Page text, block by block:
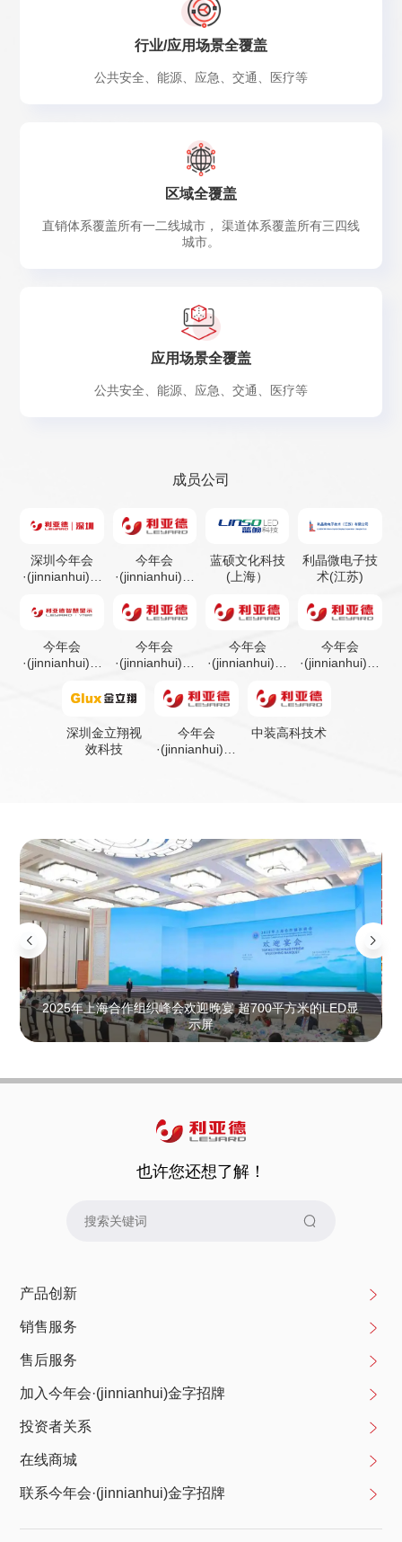
行业/应用场景全覆盖
公共安全、能源、应急、交通、医疗等
区域全覆盖
直销体系覆盖所有一二线城市， 渠道体系覆盖所有三四线
城市。
应用场景全覆盖
公共安全、能源、应急、交通、医疗等
成员公司
深圳今年会
·(jinnianhui)金
今年会
·(jinnianhui)金
光电
蓝硕文化科技
(上海）
利晶微电子技
术(江苏)
今年会
·(jinnianhui)金
今年会
·(jinnianhui)金
今年会
·(jinnianhui)金
今年会
·(jinnianhui)金
视效科技
深圳金立翔视
效科技
今年会
·(jinnianhui)金
中装高科技术
2025年上海合作组织峰会欢迎晚宴 超700平方米的LED显
示屏
也许您还想了解！
产品创新
销售服务
售后服务
加入今年会·(jinnianhui)金字招牌
投资者关系
在线商城
联系今年会·(jinnianhui)金字招牌